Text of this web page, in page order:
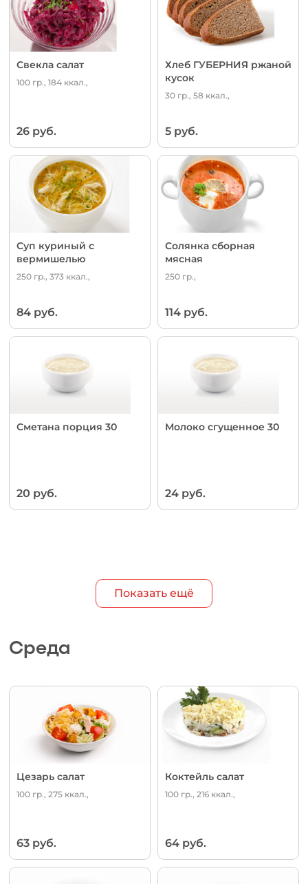
Свекла салат
100 гр., 184 ккал.,
26 руб.
Хлеб ГУБЕРНИЯ ржаной
кусок
30 гр., 58 ккал.,
5 руб.
Суп куриный с
вермишелью
250 гр., 373 ккал.,
84 руб.
Солянка сборная
мясная
250 гр.,
114 руб.
Сметана порция 30
20 руб.
Молоко сгущенное 30
24 руб.
Показать ещё
Среда
Цезарь салат
100 гр., 275 ккал.,
63 руб.
Коктейль салат
100 гр., 216 ккал.,
64 руб.